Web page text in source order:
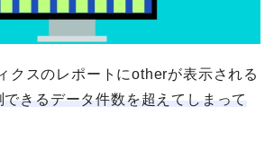
クスのレポートにotherが表示される
できるデータ件数を超えてしまって